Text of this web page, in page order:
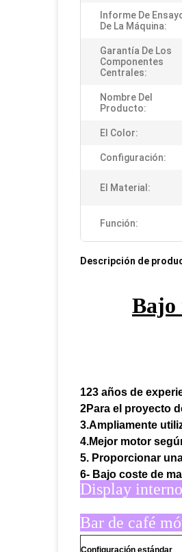
Informe De
De La Máquina:
Garantía De Los
Componentes
Centrales:
Nombre Del
Producto:
El Color:
Configuración:
El Material:
Función:
Descripción de
Bajo
123 años de
2Para el proyecto
3.Ampliamente
4.Mejor motor
5. Proporcionar
6- Bajo coste de
Display interno